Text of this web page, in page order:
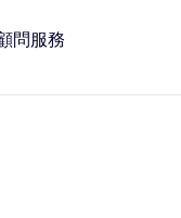
問服務